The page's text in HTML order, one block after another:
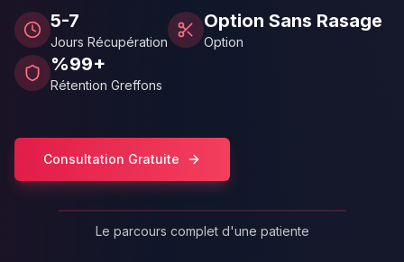
5-7
Jours Récupération
Option Sans Rasage
Option
%99+
Rétention Greffons
Consultation Gratuite
Greffe Cheveux Femme - Expérience
Patiente
Le parcours complet d'une patiente